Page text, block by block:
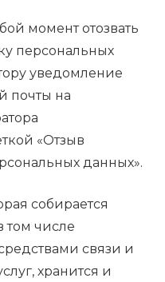
момент отозвать
персональных
уведомление
почты на
«Отзыв
данных».
собирается
том числе
связи и
хранится и